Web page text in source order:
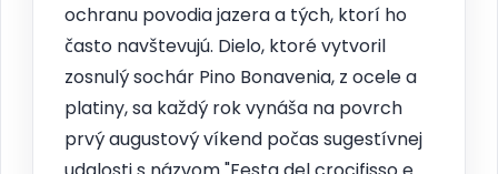
ochranu povodia jazera a tých, ktorí ho
často navštevujú. Dielo, ktoré vytvoril
zosnulý sochár Pino Bonavenia, z ocele a
platiny, sa každý rok vynáša na povrch
prvý augustový víkend počas sugestívnej